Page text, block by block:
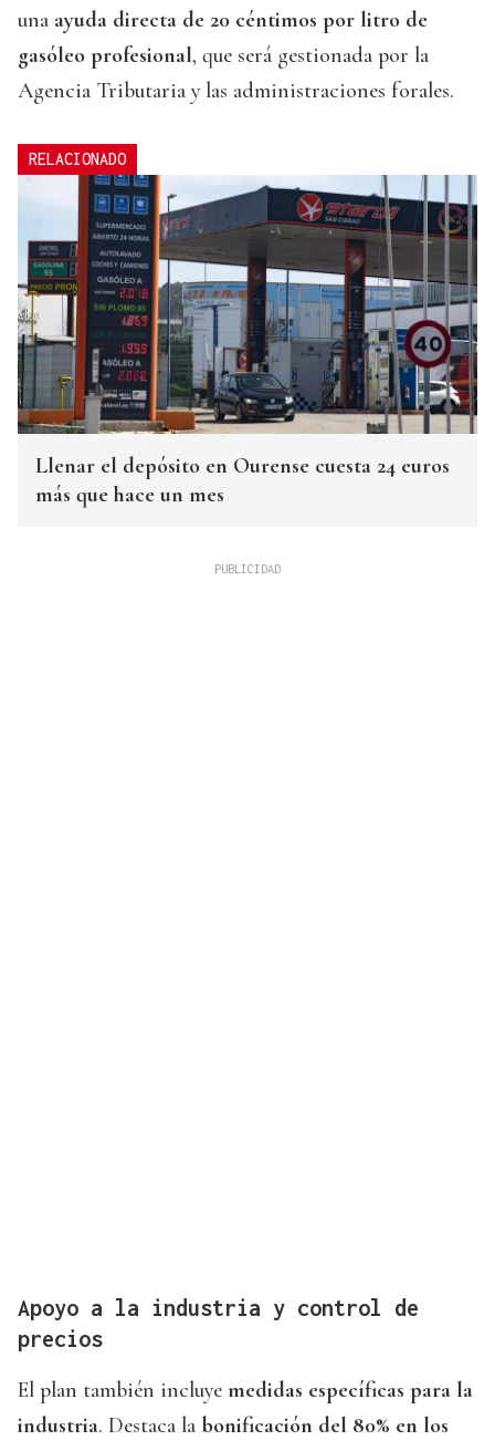
una ayuda directa de 20 céntimos por litro de
gasóleo profesional, que será gestionada por la
Agencia Tributaria y las administraciones forales.
RELACIONADO
Llenar el depósito en Ourense cuesta 24 euros
más que hace un mes
Apoyo a la industria y control de
precios
El plan también incluye medidas específicas para la
industria. Destaca la bonificación del 80% en los